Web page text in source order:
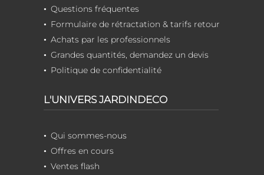
Questions fréquentes
Formulaire de rétractation & tarifs retour
Achats par les professionnels
Grandes quantités, demandez un devis
Politique de confidentialité
L'UNIVERS JARDINDECO
Qui sommes-nous
Offres en cours
Ventes flash